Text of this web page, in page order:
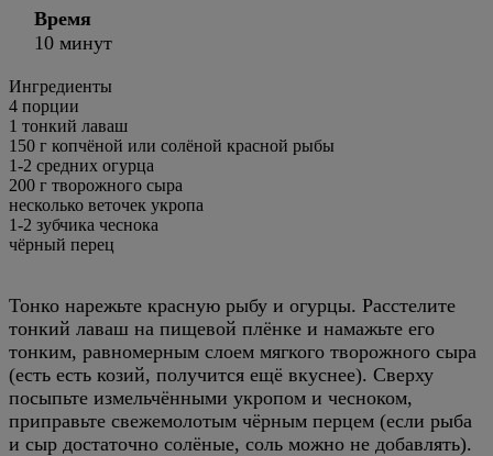
Время
10 минут
Ингредиенты
4 порции
1 тонкий лаваш
150 г копчёной или солёной красной рыбы
1-2 средних огурца
200 г творожного сыра
несколько веточек укропа
1-2 зубчика чеснока
чёрный перец
Тонко нарежьте красную рыбу и огурцы. Расстелите
тонкий лаваш на пищевой плёнке и намажьте его
тонким, равномерным слоем мягкого творожного сыра
(есть есть козий, получится ещё вкуснее). Сверху
посыпьте измельчёнными укропом и чесноком,
приправьте свежемолотым чёрным перцем (если рыба
и сыр достаточно солёные, соль можно не добавлять).